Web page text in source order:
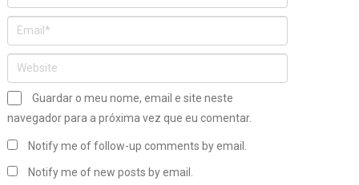
Guardar o meu nome, email e site neste
navegador para a próxima vez que eu comentar.
Notify me of follow-up comments by email.
Notify me of new posts by email.